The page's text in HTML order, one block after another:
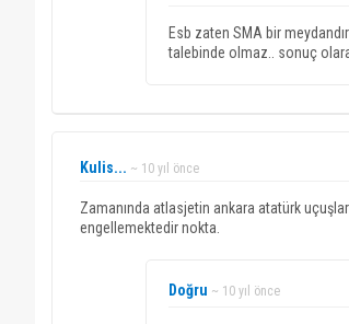
Esb zaten SMA bir
talebinde olmaz.. sonuç
Kulis... ~ 10 yıl önce
Zamanında atlasjetin ankara atatürk
engellemektedir nokta.
Doğru ~ 10 yıl önce